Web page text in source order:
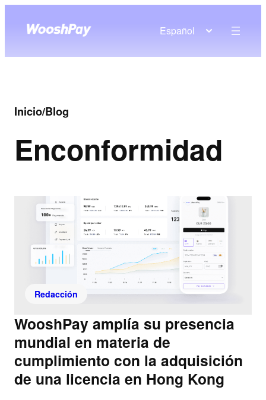
Español
Inicio/Blog
Enconformidad
Redacción
WooshPay amplía su presencia
mundial en materia de
cumplimiento con la adquisición
de una licencia en Hong Kong